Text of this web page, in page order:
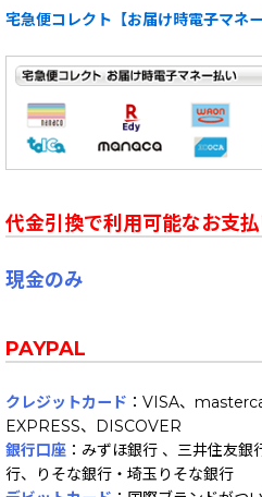
宅急便コレクト【お届け時電子マネー
代金引換で利用可能なお支
現金のみ
PAYPAL
クレジットカード ：VISA、
EXPRESS、DISCOVER
銀行口座 ：みずほ銀行 、三井住友
行、りそな銀行・埼玉りそな銀行